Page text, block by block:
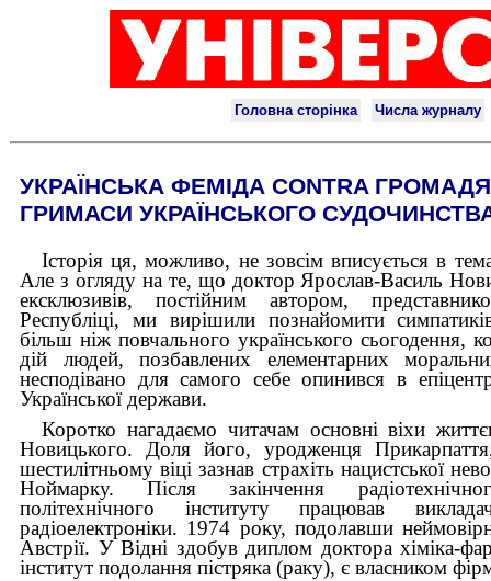
УКРАЇНСЬКА ФЕМІДА CONTRA
ГРИМАСИ УКРАЇНСЬКОГО
Історія ця, можливо, не зовсім вписується в
Але з огляду на те, що доктор Ярослав-Василь
ексклюзивів, постійним автором,
Республіці, ми вирішили познайомити
більш ніж повчального українського сьогодення,
дій людей, позбавлених елементарних
несподівано для самого себе опинився в
Української держави.
Коротко нагадаємо читачам основні віхи
Новицького. Доля його, уродженця
шестилітньому віці зазнав страхіть нацистської
Ноймарку. Після закінчення
політехнічного інституту працював
радіоелектроніки. 1974 року, подолавши
Австрії. У Відні здобув диплом доктора хіміка-
інститут подолання пістряка (раку), є власником